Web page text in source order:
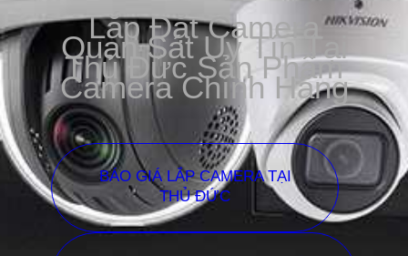
Lắp Đặt Camera
Quan Sát Uy Tín Tại
Thủ Đức Sản Phẩm
Camera Chính Hãng
BÁO GIÁ LẮP CAMERA TẠI
THỦ ĐỨC